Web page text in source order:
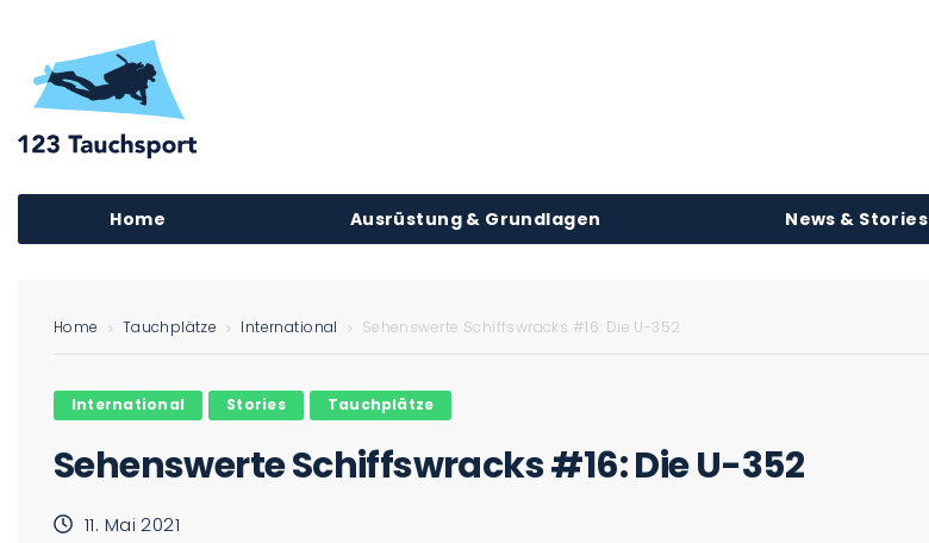
Home Ausrüstung & Grundlagen News & Stories
Home Tauchplätze International Sehenswerte Schiffswracks #16: Die U-352
International Stories Tauchplätze
Sehenswerte Schiffswracks #16: Die U-352
11. Mai 2021